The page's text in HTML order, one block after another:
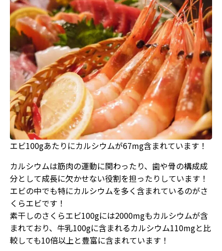
エビ100gあたりにカルシウムが67mg含まれています！
カルシウムは筋肉の運動に関わったり、歯や骨の構成成
分として成長に欠かせない役割を担ったりしています！
エビの中でも特にカルシウムを多く含まれているのがさ
くらエビです！
素干しのさくらエビ100gには2000mgもカルシウムが含
まれており、牛乳100gに含まれるカルシウム110mgと比
較しても10倍以上と豊富に含まれています！